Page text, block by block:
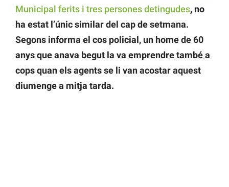
Municipal ferits i tres persones detingudes, no
ha estat l’únic similar del cap de setmana.
Segons informa el cos policial, un home de 60
anys que anava begut la va emprendre també a
cops quan els agents se li van acostar aquest
diumenge a mitja tarda.